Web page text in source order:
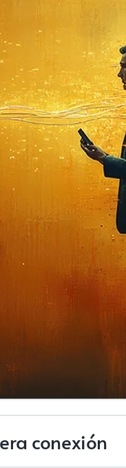
conexión